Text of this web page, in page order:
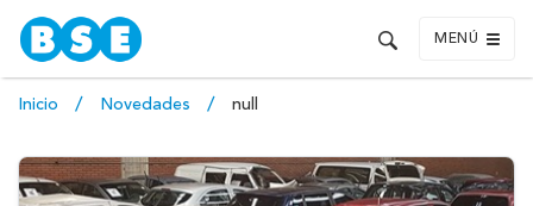
MENÚ
Inicio Novedades null